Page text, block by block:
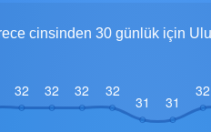
cinsinden 30 günlük için